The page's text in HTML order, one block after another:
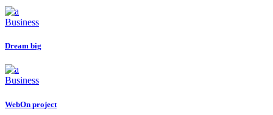
Business
Dream big
Business
WebOn project